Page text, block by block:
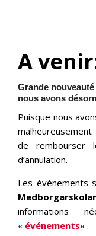
A
Grande
nous avons
Puisque nous
de rembourser
d’annulation.
Les événements
informations
« événements« .